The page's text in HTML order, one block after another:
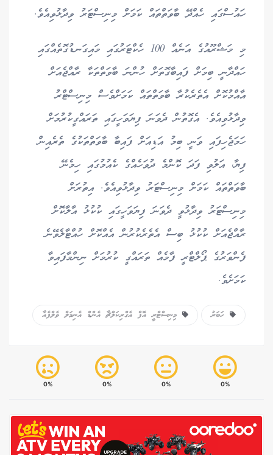
ހައުސްގައި ހެއްދޭ ބާވަތްތައް ކަމަށް މިނިސްޓަރު ވިދާޅުވިއެވެ.
މި މަޝްރޫއުގެ އަނެއް 100 ހެކްޓަރުގައި މައިގަނޑުގޮތެއްގައި
ހައްދާނީ ބިމަށް ފައިބާގޮތަށް ހުންނަ ބާވަތްތަކާ ރާއްޖެއަށް
އާއްމުކޮށް އެތެރެކުރާ ބާވަތްތައް ކަމަށްވެސް މިނިސްޓްރު
ވިދާޅުވިއެވެ. އެގޮތުން ދެވަނަ ފިޔަވަހީގައި ތަރައްގީކުރުމަށް
ހަމަޖެހިފައި ވަނީ ބިމު އަޑިއަށް ފައިބާ ބާވަތްތަކުގެ ތެރެއިން
ފިޔާ، އަލުވި ފަދަ ކޮންމެ ދުވަހެއްގެ ކެއުމުގައި ހިމެނޭ
ބާވަތްތައް ކަމަށް މިނިސްޓަރު ވިދާޅުވިއެވެ. އިތުރަށް
މިނިސްޓަރު ވިދާޅުވީ ދެވަނަ ފިޔަވަހީގައި ކުކުޅު އާލާކޮށް
ރާއްޖެއަށް ކުކުޅު ބިސް އެތެރެކުރުން އެއްކޮށް ހުއްޓާލެވޭނެ
ފެންވަރުގެ ޕޯލްޓްރީ ފާމެއް ތަރައްގީ ކުރުމަށް ނިންމާފައިވާ
ކަމަށެވެ.
ހަބަރު މިނިސްޓްރީ އޮފް އެގްރިކަލްޗާ އެންޑް އެނިމަލް ވެލްފެއާ
0%
0%
0%
0%